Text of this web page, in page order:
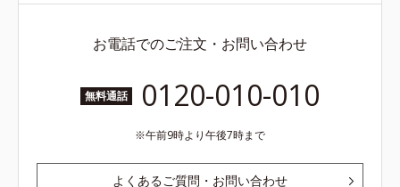
お電話でのご注文・お問い合わせ
無料通話 0120-010-010
午前9時より午後7時まで
よくあるご質問・お問い合わせ